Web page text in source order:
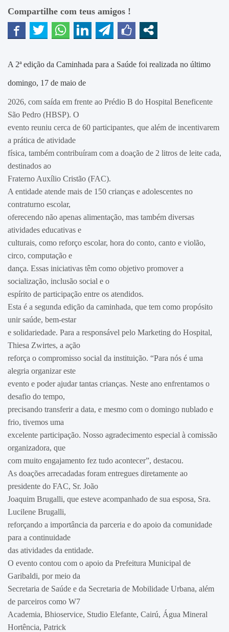
Compartilhe com teus amigos !
A 2ª edição da Caminhada para a Saúde foi realizada no último
domingo, 17 de maio de
2026, com saída em frente ao Prédio B do Hospital Beneficente
São Pedro (HBSP). O
evento reuniu cerca de 60 participantes, que além de incentivarem
a prática de atividade
física, também contribuíram com a doação de 2 litros de leite cada,
destinados ao
Fraterno Auxílio Cristão (FAC).
A entidade atende mais de 150 crianças e adolescentes no
contraturno escolar,
oferecendo não apenas alimentação, mas também diversas
atividades educativas e
culturais, como reforço escolar, hora do conto, canto e violão,
circo, computação e
dança. Essas iniciativas têm como objetivo promover a
socialização, inclusão social e o
espírito de participação entre os atendidos.
Esta é a segunda edição da caminhada, que tem como propósito
unir saúde, bem-estar
e solidariedade. Para a responsável pelo Marketing do Hospital,
Thiesa Zwirtes, a ação
reforça o compromisso social da instituição. “Para nós é uma
alegria organizar este
evento e poder ajudar tantas crianças. Neste ano enfrentamos o
desafio do tempo,
precisando transferir a data, e mesmo com o domingo nublado e
frio, tivemos uma
excelente participação. Nosso agradecimento especial à comissão
organizadora, que
com muito engajamento fez tudo acontecer”, destacou.
As doações arrecadadas foram entregues diretamente ao
presidente do FAC, Sr. João
Joaquim Brugalli, que esteve acompanhado de sua esposa, Sra.
Lucilene Brugalli,
reforçando a importância da parceria e do apoio da comunidade
para a continuidade
das atividades da entidade.
O evento contou com o apoio da Prefeitura Municipal de
Garibaldi, por meio da
Secretaria de Saúde e da Secretaria de Mobilidade Urbana, além
de parceiros como W7
Academia, Bhioservice, Studio Elefante, Cairú, Água Mineral
Hortência, Patrick